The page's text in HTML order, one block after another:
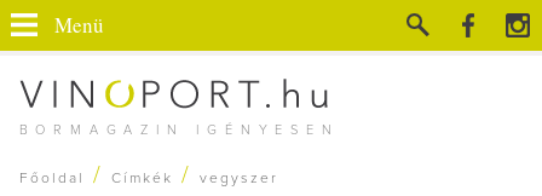
BORMAGAZIN IGÉNYESEN
Menü
Főoldal / Címkék / vegyszer